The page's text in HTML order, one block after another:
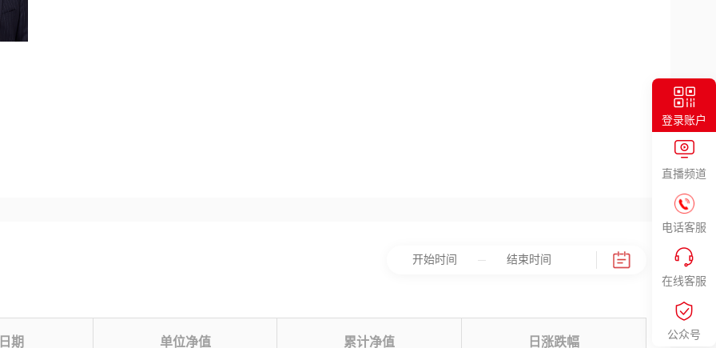
登录账户
直播频道
电话客服
在线客服
公众号
期 单位净值 累计净值 日涨跌幅